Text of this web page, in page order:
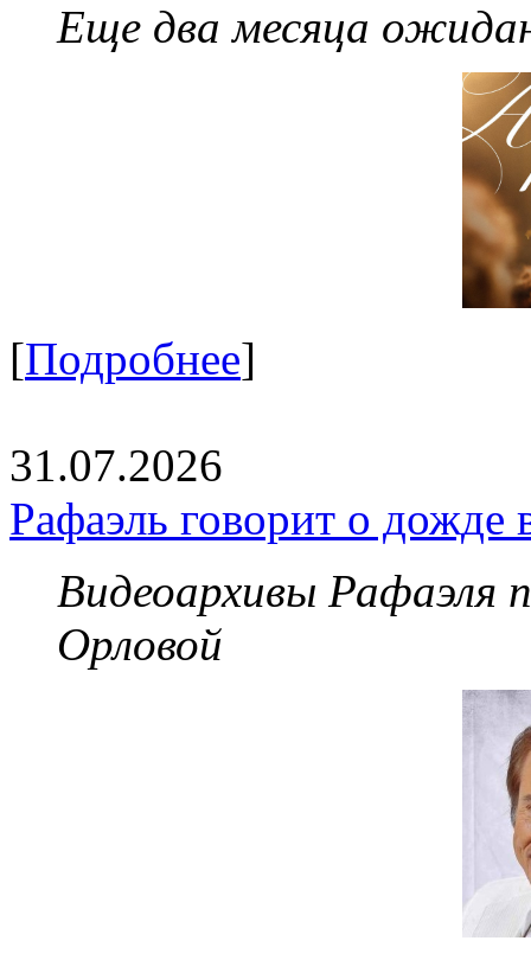
Еще два месяца
[Подробнее]
31.07.2026
Рафаэль говорит о дожде
Видеоархивы Рафаэля
Орловой